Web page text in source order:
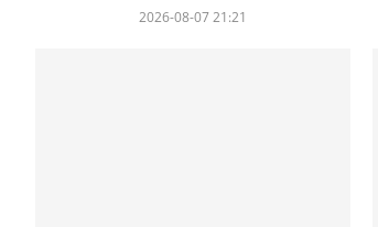
2026-08-07 21:21